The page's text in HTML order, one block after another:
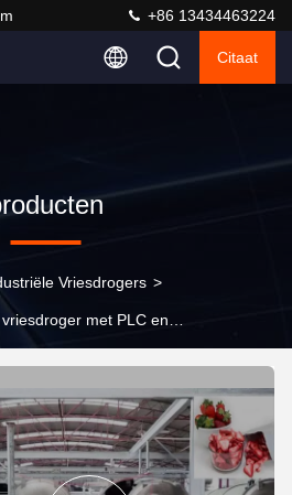
+86 13434463224
Citaat
Vriesdrogers >
met PLC en